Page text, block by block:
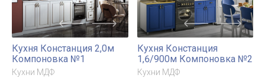
Кухня Констанция 2,0м
Компоновка №1
Кухни МДФ
Кухня Констанция
1,6/900м Компоновка №2
Кухни МДФ